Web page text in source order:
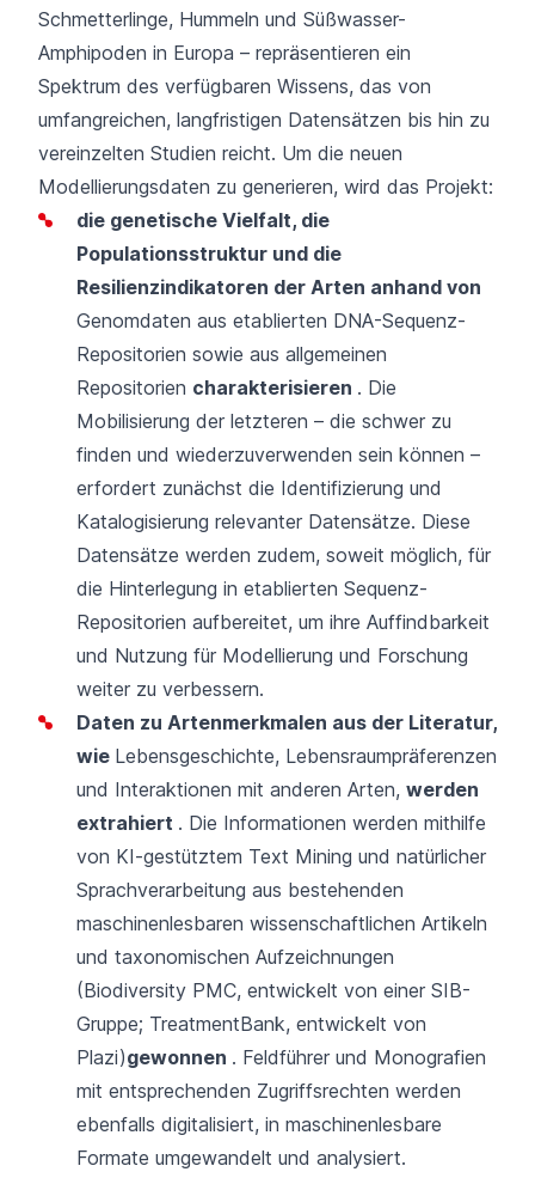
Schmetterlinge, Hummeln und Süßwasser-
Amphipoden in Europa – repräsentieren ein
Spektrum des verfügbaren Wissens, das von
umfangreichen, langfristigen Datensätzen bis hin zu
vereinzelten Studien reicht. Um die neuen
Modellierungsdaten zu generieren, wird das Projekt:
die genetische Vielfalt, die
Populationsstruktur und die
Resilienzindikatoren der Arten anhand von
Genomdaten aus etablierten DNA-Sequenz-
Repositorien sowie aus allgemeinen
Repositorien charakterisieren . Die
Mobilisierung der letzteren – die schwer zu
finden und wiederzuverwenden sein können –
erfordert zunächst die Identifizierung und
Katalogisierung relevanter Datensätze. Diese
Datensätze werden zudem, soweit möglich, für
die Hinterlegung in etablierten Sequenz-
Repositorien aufbereitet, um ihre Auffindbarkeit
und Nutzung für Modellierung und Forschung
weiter zu verbessern.
Daten zu Artenmerkmalen aus der Literatur,
wie Lebensgeschichte, Lebensraumpräferenzen
und Interaktionen mit anderen Arten, werden
extrahiert . Die Informationen werden mithilfe
von KI-gestütztem Text Mining und natürlicher
Sprachverarbeitung aus bestehenden
maschinenlesbaren wissenschaftlichen Artikeln
und taxonomischen Aufzeichnungen
(Biodiversity PMC, entwickelt von einer SIB-
Gruppe; TreatmentBank, entwickelt von
Plazi)gewonnen . Feldführer und Monografien
mit entsprechenden Zugriffsrechten werden
ebenfalls digitalisiert, in maschinenlesbare
Formate umgewandelt und analysiert.